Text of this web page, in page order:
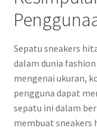
Sepatu sneakers
dalam dunia
mengenai ukuran,
pengguna dapat
sepatu ini dalam
membuat sneakers